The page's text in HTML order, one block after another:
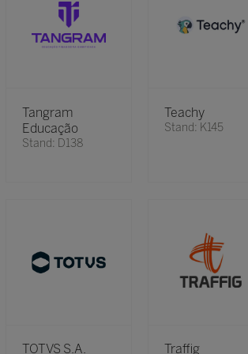
Tangram
Educação
Stand: D138
Teachy
Stand: K145
TOTVS S.A. Traffig